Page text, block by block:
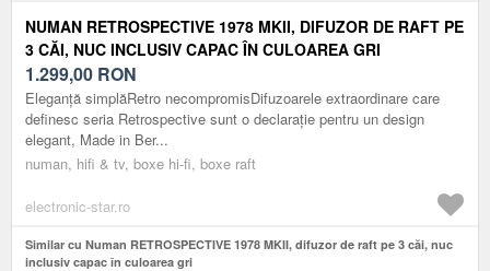
NUMAN RETROSPECTIVE 1978 MKII, DIFUZOR DE RAFT PE
3 CĂI, NUC INCLUSIV CAPAC ÎN CULOAREA GRI
1.299,00 RON
Eleganță simplăRetro necompromisDifuzoarele extraordinare care
definesc seria Retrospective sunt o declarație pentru un design
elegant, Made in Ber...
numan, hifi & tv, boxe hi-fi, boxe raft
electronic-star.ro
Similar cu Numan RETROSPECTIVE 1978 MKII, difuzor de raft pe 3 căi, nuc
inclusiv capac în culoarea gri